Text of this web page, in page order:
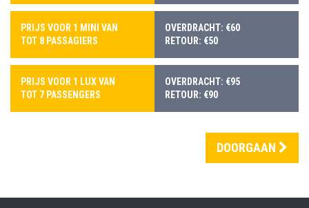
PRIJS VOOR 1 MINI VAN
TOT 8 PASSAGIERS
OVERDRACHT: €60
RETOUR: €50
PRIJS VOOR 1 LUX VAN
TOT 7 PASSENGERS
OVERDRACHT: €95
RETOUR: €90
DOORGAAN